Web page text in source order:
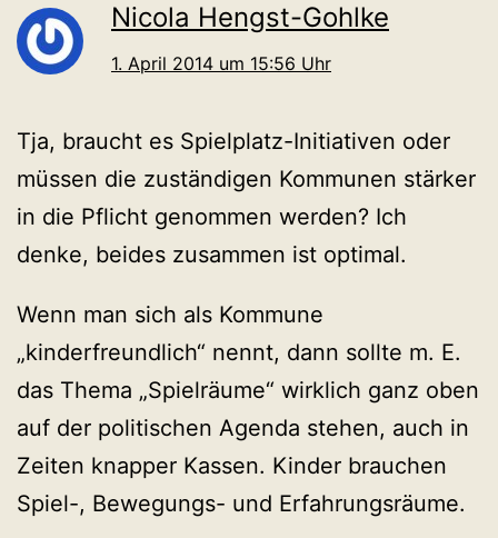
Nicola Hengst-Gohlke
1. April 2014 um 15:56 Uhr
Tja, braucht es Spielplatz-Initiativen oder
müssen die zuständigen Kommunen stärker
in die Pflicht genommen werden? Ich
denke, beides zusammen ist optimal.
Wenn man sich als Kommune
„kinderfreundlich“ nennt, dann sollte m. E.
das Thema „Spielräume“ wirklich ganz oben
auf der politischen Agenda stehen, auch in
Zeiten knapper Kassen. Kinder brauchen
Spiel-, Bewegungs- und Erfahrungsräume.